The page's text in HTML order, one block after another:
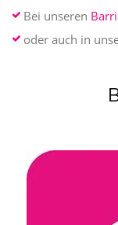
Bei unseren
oder auch in